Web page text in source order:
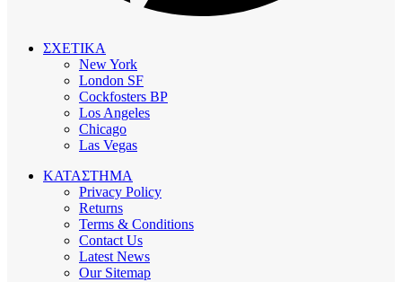
ΣΧΕΤΙΚΑ
New York
London SF
Cockfosters BP
Los Angeles
Chicago
Las Vegas
ΚΑΤΑΣΤΗΜΑ
Privacy Policy
Returns
Terms & Conditions
Contact Us
Latest News
Our Sitemap